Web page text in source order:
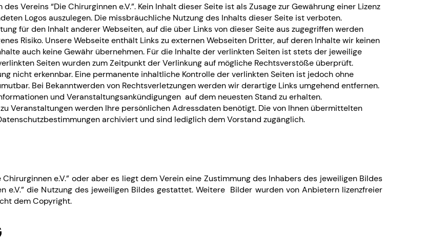
Vereins “Die Chirurginnen e.V.”. Kein Inhalt dieser Seite ist als Zusage zur Gewährung einer Lizenz
Logos auszulegen. Die missbräuchliche Nutzung des Inhalts dieser Seite ist verboten.
für den Inhalt anderer Webseiten, auf die über Links von dieser Seite aus zugegriffen werden
Risiko. Unsere Webseite enthält Links zu externen Webseiten Dritter, auf deren Inhalte wir keinen
auch keine Gewähr übernehmen. Für die Inhalte der verlinkten Seiten ist stets der jeweilige
Seiten wurden zum Zeitpunkt der Verlinkung auf mögliche Rechtsverstöße überprüft.
nicht erkennbar. Eine permanente inhaltliche Kontrolle der verlinkten Seiten ist jedoch ohne
Bei Bekanntwerden von Rechtsverletzungen werden wir derartige Links umgehend entfernen.
und Veranstaltungsankündigungen auf dem neuesten Stand zu erhalten.
Veranstaltungen werden Ihre persönlichen Adressdaten benötigt. Die von Ihnen übermittelten
archiviert und sind lediglich dem Vorstand zugänglich.
e.V.” oder aber es liegt dem Verein eine Zustimmung des Inhabers des jeweiligen Bildes
e.V.” die Nutzung des jeweiligen Bildes gestattet. Weitere Bilder wurden von Anbietern lizenzfreier
dem Copyright.